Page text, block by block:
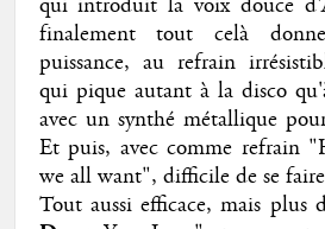
finalement tout celà
puissance, au refrain
qui pique autant à la disco
avec un synthé métallique
Et puis, avec comme refrain
we all want", difficile de se
Tout aussi efficace, mais plus